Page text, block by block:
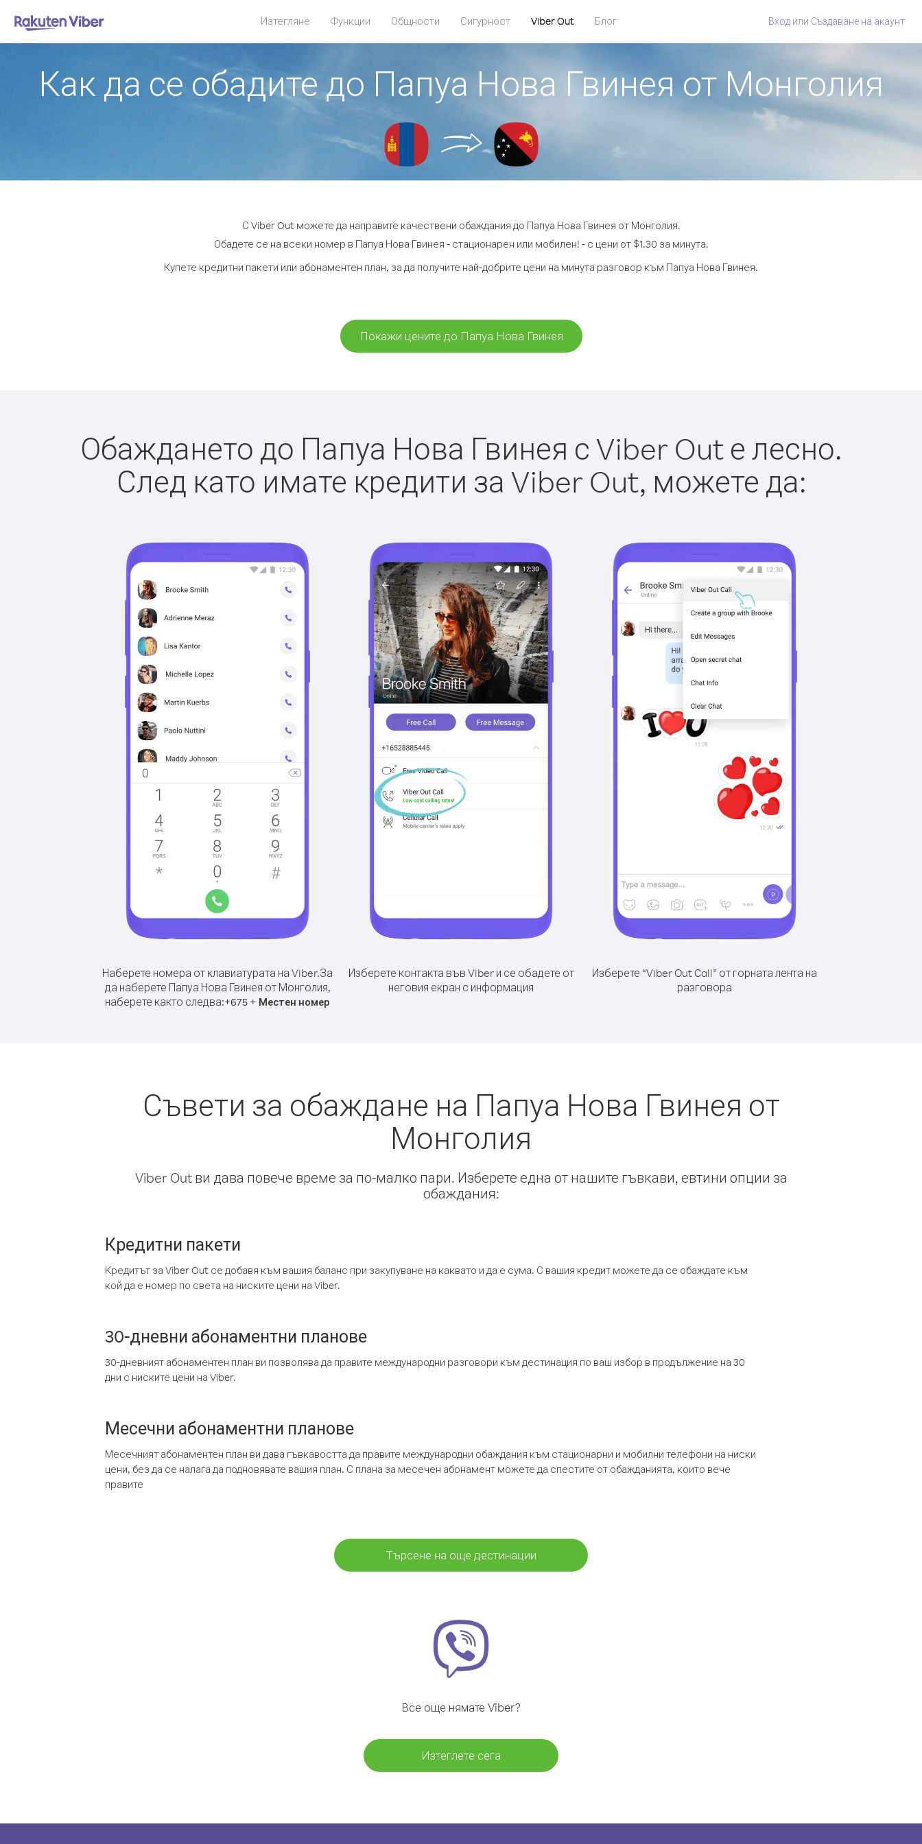
Изтегляне Функции Общности Сигурност Viber Out Блог Вход или Създаване на акаунт
Как да се обадите до Папуа Нова Гвинея от Монголия
С Viber Out можете да направите качествени обаждания до Папуа Нова Гвинея от Монголия.
Обадете се на всеки номер в Папуа Нова Гвинея - стационарен или мобилен! - с цени от $1.30 за минута.
Купете кредитни пакети или абонаментен план, за да получите най-добрите цени на минута разговор към Папуа Нова Гвинея.
Покажи цените до Папуа Нова Гвинея
Обаждането до Папуа Нова Гвинея с Viber Out е лесно.
След като имате кредити за Viber Out, можете да:
Наберете номера от клавиатурата на Viber.За
да наберете Папуа Нова Гвинея от Монголия,
наберете както следва:+675 + Местен номер
Изберете контакта във Viber и се обадете от
неговия екран с информация
Изберете “Viber Out Call” от горната лента на
разговора
Съвети за обаждане на Папуа Нова Гвинея от
Монголия
Viber Out ви дава повече време за по-малко пари. Изберете една от нашите гъвкави, евтини опции за
обаждания:
Кредитни пакети
Кредитът за Viber Out се добавя към вашия баланс при закупуване на каквато и да е сума. С вашия кредит можете да се обаждате към
кой да е номер по света на ниските цени на Viber.
30-дневни абонаментни планове
30-дневният абонаментен план ви позволява да правите международни разговори към дестинация по ваш избор в продължение на 30
дни с ниските цени на Viber.
Месечни абонаментни планове
Месечният абонаментен план ви дава гъвкавостта да правите международни обаждания към стационарни и мобилни телефони на ниски
цени, без да се налага да подновявате вашия план. С плана за месечен абонамент можете да спестите от обажданията, които вече
правите
Търсене на още дестинации
Все още нямате Viber?
Изтеглете сега